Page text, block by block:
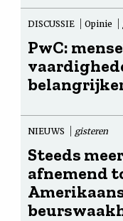
DISCUSSIE Opinie
PwC:
NIEUWS gisteren
Steeds
afnemend